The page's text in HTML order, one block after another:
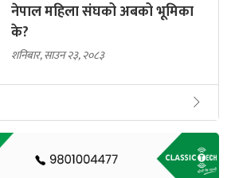
नेपाल महिला संघको अबको भूमिका
के?
शनिबार, साउन २३, २०८३